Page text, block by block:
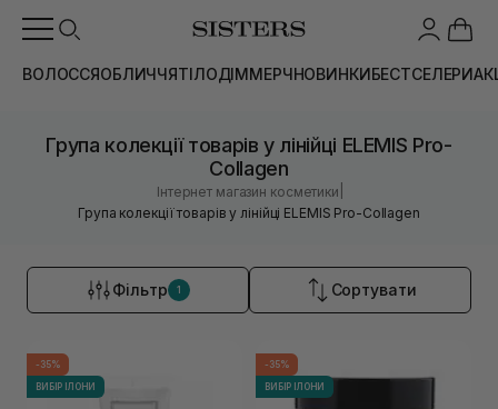
ВОЛОССЯОБЛИЧЧЯТІЛОДІММЕРЧНОВИНКИБЕСТСЕЛЕРИ
Група колекції товарів у лінійці ELEMIS Pro-
Collagen
Інтернет магазин косметики
Група колекції товарів у лінійці ELEMIS Pro-Collagen
Фільтр 1 Сортувати
-35%
ВИБІР ІЛОНИ
-35%
ВИБІР ІЛОНИ